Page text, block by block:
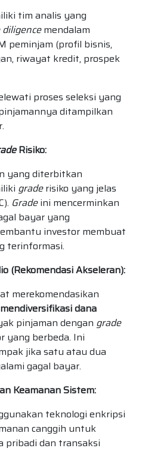
tim analis yang
mendalam
peminjam (profil bisnis,
riwayat kredit, prospek
proses seleksi yang
ditampilkan
Risiko:
yang diterbitkan
graderisiko yang jelas
Gradeini mencerminkan
bayar yang
investor membuat
terinformasi.
(Rekomendasi Akseleran):
merekomendasikan
mendiversifikasi dana
pinjaman dengan grade
yang berbeda. Ini
jika satu atau dua
gagal bayar.
Keamanan Sistem:
teknologi enkripsi
canggih untuk
pribadi dan transaksi